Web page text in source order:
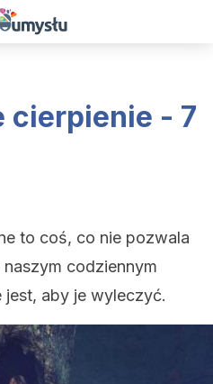
cierpienie - 7
to coś, co nie pozwala
codziennym
aby je wyleczyć.